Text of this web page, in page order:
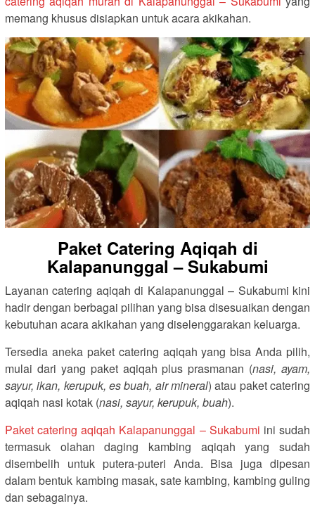
memang khusus disiapkan untuk acara akikahan.
Paket Catering Aqiqah di
Kalapanunggal – Sukabumi
Layanan catering aqiqah di Kalapanunggal – Sukabumi kini
hadir dengan berbagai pilihan yang bisa disesuaikan dengan
kebutuhan acara akikahan yang diselenggarakan keluarga.
Tersedia aneka paket catering aqiqah yang bisa Anda pilih,
mulai dari yang paket aqiqah plus prasmanan (nasi, ayam,
sayur, ikan, kerupuk, es buah, air mineral) atau paket catering
aqiqah nasi kotak (nasi, sayur, kerupuk, buah).
Paket catering aqiqah Kalapanunggal – Sukabumi ini sudah
termasuk olahan daging kambing aqiqah yang sudah
disembelih untuk putera-puteri Anda. Bisa juga dipesan
dalam bentuk kambing masak, sate kambing, kambing guling
dan sebagainya.